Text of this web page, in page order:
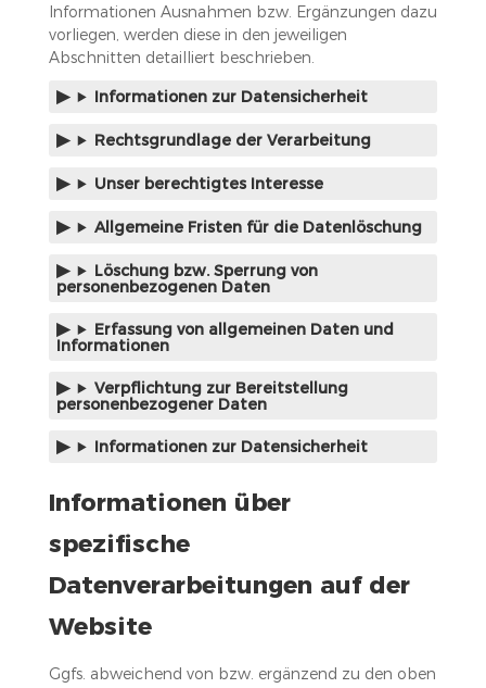
Informationen Ausnahmen bzw. Ergänzungen dazu
vorliegen, werden diese in den jeweiligen
Abschnitten detailliert beschrieben.
Informationen zur Datensicherheit
Rechtsgrundlage der Verarbeitung
Unser berechtigtes Interesse
Allgemeine Fristen für die Datenlöschung
Löschung bzw. Sperrung von
personenbezogenen Daten
Erfassung von allgemeinen Daten und
Informationen
Verpflichtung zur Bereitstellung
personenbezogener Daten
Informationen zur Datensicherheit
Informationen über
spezifische
Datenverarbeitungen auf der
Website
Ggfs. abweichend von bzw. ergänzend zu den oben